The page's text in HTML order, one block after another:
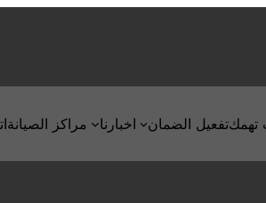
مراكز الصيانة اخبارنا تفعيل الضمانتهمك